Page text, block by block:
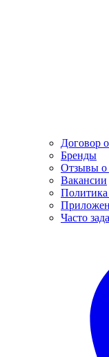
Договор
Бренды
Отзывы о
Вакансии
Политика
Часто